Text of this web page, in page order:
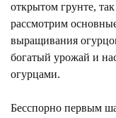
открытом грунте,
рассмотрим
выращивания
богатый урожай и
огурцами.
Бесспорно первым